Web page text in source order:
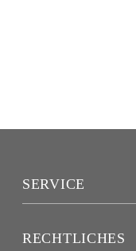
SERVICE
RECHTLICHES